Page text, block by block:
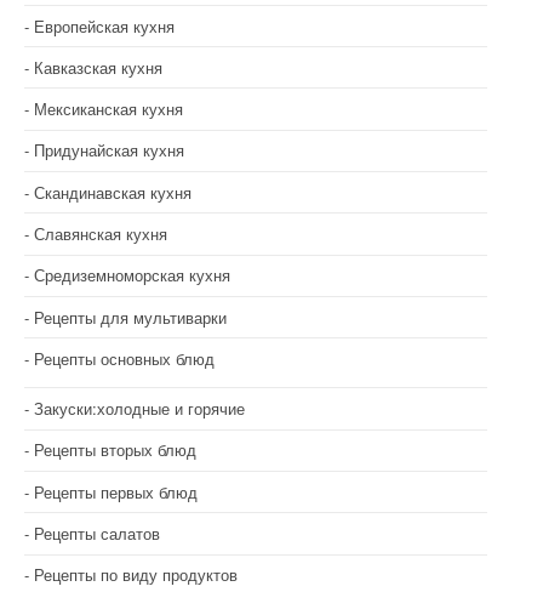
Европейская кухня
Кавказская кухня
Мексиканская кухня
Придунайская кухня
Скандинавская кухня
Славянская кухня
Средиземноморская кухня
Рецепты для мультиварки
Рецепты основных блюд
Закуски:холодные и горячие
Рецепты вторых блюд
Рецепты первых блюд
Рецепты салатов
Рецепты по виду продуктов